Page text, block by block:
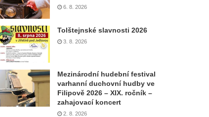
6. 8. 2026
Tolštejnské slavnosti 2026
3. 8. 2026
Mezinárodní hudební festival
varhanní duchovní hudby ve
Filipově 2026 – XIX. ročník –
zahajovací koncert
2. 8. 2026